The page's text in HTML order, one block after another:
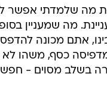
מה שלמדתי אפשר
מה שמעניין
אתם מכונה
כסף, משהו לא
בשלב מסוים -